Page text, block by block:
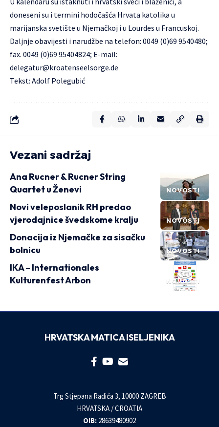
doneseni su i termini hodočašća Hrvata katolika u
marijanska svetište u Njemačkoj i u Lourdes u Francuskoj.
Daljnje obavijesti i narudžbe na telefon: 0049 (0)69 9540480;
fax. 0049 (0)69 95404824; E-mail:
delegatur@kroatenseelsorge.de
Tekst: Adolf Polegubić
Vezani sadržaj
NOVOSTI
Ana Rucner & Rucner String
Quartet u Ženevi
NOVOSTI
Novi veleposlanik RH predao
vjerodajnice švedskome kralju
NOVOSTI
Donacija iz Njemačke za sisačku
bolnicu
NOVOSTI
IKA – Internationales
Kulturenfest Arbon
HRVATSKA MATICA ISELJENIKA
Trg Stjepana Radića 3, 10000 ZAGREB
HRVATSKA / CROATIA
OIB: 28639480902